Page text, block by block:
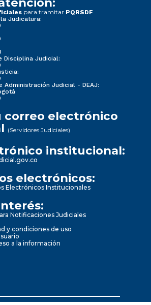
para tramitar PQRSDF
Judicatura:
Disciplina Judicial:
Administración Judicial - DEAJ:
correo electrónico
(Servidores Judiciales)
institucional:
electrónicos:
Electrónicos Institucionales
Notificaciones Judiciales
y condiciones de uso
a la información